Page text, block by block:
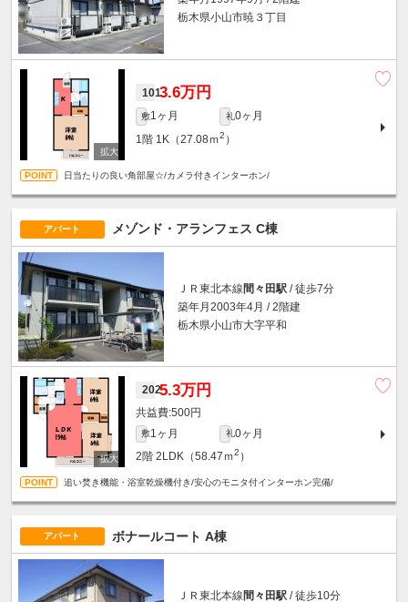
栃木県小山市暁３丁目
1013.6万円
敷1ヶ月 礼0ヶ月
1階 1K（27.08ｍ2 ）
日当たりの良い角部屋☆/カメラ付きインターホン/
アパート メゾンド・アランフェス C棟
ＪＲ東北本線間々田駅 / 徒歩7分
築年月2003年4月 / 2階建
栃木県小山市大字平和
2025.3万円
500円
敷1ヶ月 礼0ヶ月
2階 2LDK（58.47ｍ2 ）
追い焚き機能・浴室乾燥機付き/安心のモニタ付インターホン完備/
アパート ボナールコート A棟
ＪＲ東北本線 間々田駅 / 徒歩10分